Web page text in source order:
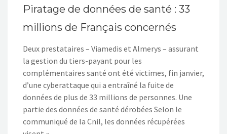
Piratage de données de santé : 33
millions de Français concernés
Deux prestataires – Viamedis et Almerys – assurant
la gestion du tiers-payant pour les
complémentaires santé ont été victimes, fin janvier,
d’une cyberattaque qui a entraîné la fuite de
données de plus de 33 millions de personnes. Une
partie des données de santé dérobées Selon le
communiqué de la Cnil, les données récupérées